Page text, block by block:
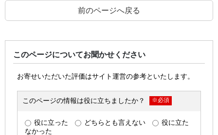
前のページへ戻る
このページについてお聞かせください